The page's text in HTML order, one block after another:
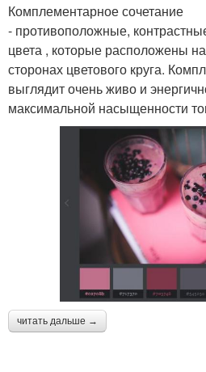
Комплементарное сочетание
- противоположные,
цвета , которые расположены
сторонах цветового круга.
выглядит очень живо и
максимальной насыщенности
читать дальше →